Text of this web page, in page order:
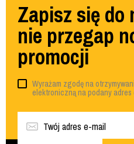
Zapisz się do
nie przegap
promocji
Wyrażam zgodę na
elektroniczną na podany adres